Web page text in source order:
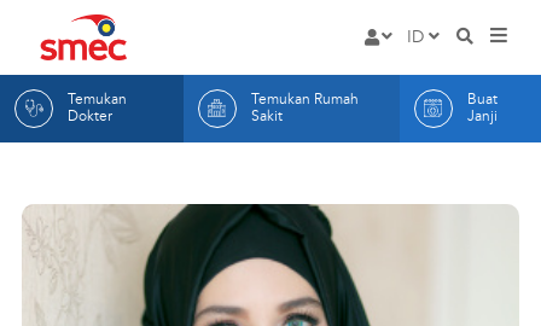
Rumah
Sakit
Mata
ID
ID
LAYANAN
TENTANG KAMI
Temukan
Dokter
Temukan Rumah
Sakit
Buat
Janji